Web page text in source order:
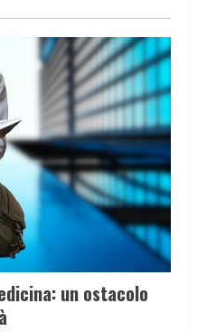
un ostacolo